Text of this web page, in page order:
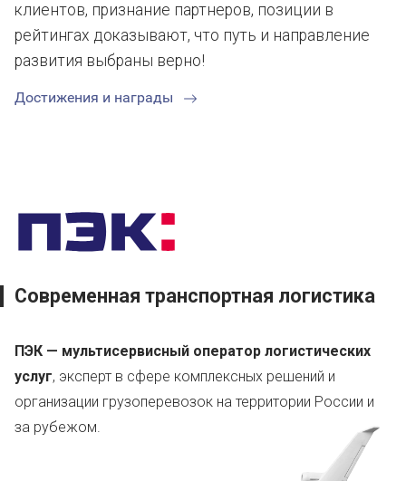
клиентов, признание партнеров, позиции в
рейтингах доказывают, что путь и направление
развития выбраны верно!
Достижения и награды
Современная транспортная логистика
ПЭК — мультисервисный оператор логистических
услуг, эксперт в сфере комплексных решений и
организации грузоперевозок на территории России и
за рубежом.